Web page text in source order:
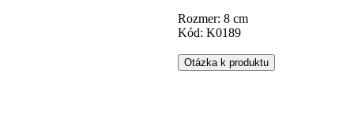
Rozmer: 8 cm
Kód: K0189
Otázka k produktu